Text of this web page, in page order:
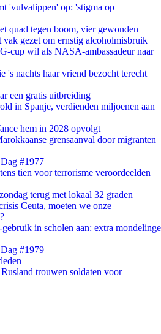
'vulvalippen' op: 'stigma op
quad tegen boom, vier gewonden
vak gezet om ernstig alcoholmisbruik
cup wil als NASA-ambassadeur naar
's nachts haar vriend bezocht terecht
een gratis uitbreiding
in Spanje, verdienden miljoenen aan
hem in 2028 opvolgt
grensaanval door migranten
#1977
tien voor terrorisme veroordeelden
terug met lokaal 32 graden
Ceuta, moeten we onze
in scholen aan: extra mondelinge
#1979
trouwen soldaten voor